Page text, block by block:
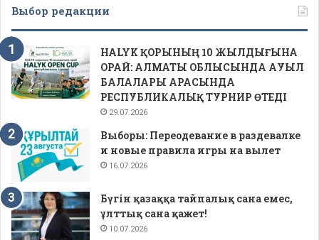
Выбор редакции
HALYK ҚОРЫНЫҢ 10 ЖЫЛДЫҒЫНА
ОРАЙ: АЛМАТЫ ОБЛЫСЫНДА АУЫЛ
БАЛАЛАРЫ АРАСЫНДА
РЕСПУБЛИКАЛЫҚ ТУРНИР ӨТЕДІ
29.07.2026
Выборы: Переодевание в раздевалке
и новые правила игры на вылет
16.07.2026
Бүгін қазаққа тайпалық сана емес,
ұлттық сана қажет!
10.07.2026